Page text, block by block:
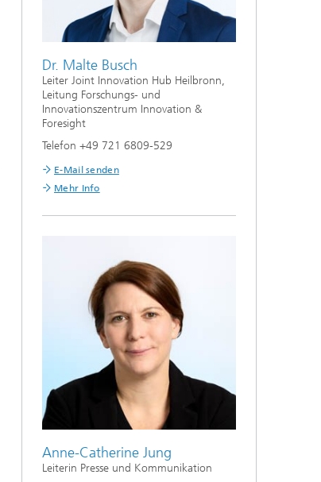
Dr. Malte Busch
Leiter Joint Innovation Hub Heilbronn,
Leitung Forschungs- und
Innovationszentrum Innovation &
Foresight
Telefon +49 721 6809-529
E-Mail senden
Mehr Info
Anne-Catherine Jung
Leiterin Presse und Kommunikation